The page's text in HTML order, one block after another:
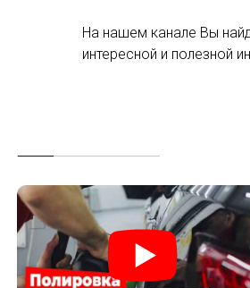
На нашем канале Вы
интересной и полезной